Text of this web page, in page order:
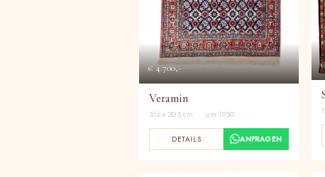
€ 4.700,-
Veramin
316 x 205 cm · um 1950
DETAILS ANFRAGEN